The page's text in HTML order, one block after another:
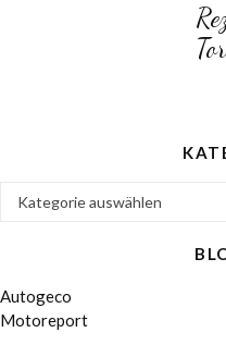
Kategorien
Autogeco
Motoreport